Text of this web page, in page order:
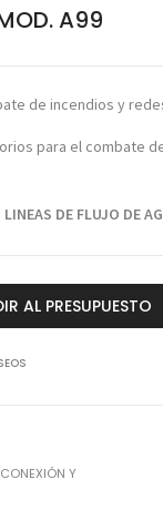
A99
de incendios y
para el combate
DE FLUJO DE
AL PRESUPUESTO
CONEXIÓN Y